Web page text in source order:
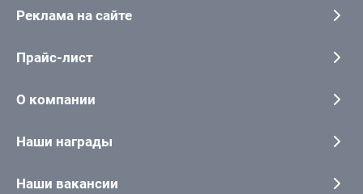
Реклама на сайте
Прайс-лист
О компании
Наши награды
Наши вакансии